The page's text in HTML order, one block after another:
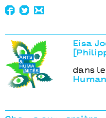
Eisa
dans le